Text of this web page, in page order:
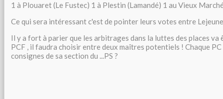
1 à Plouaret (Le Fustec) 1 à Plestin (Lamandé) 1 au Vieux
Ce qui sera intéressant c'est de pointer leurs votes entre
Il y a fort à parier que les arbitrages dans la luttes des places
PCF , il faudra choisir entre deux maîtres potentiels ! Chaque
consignes de sa section du ...PS ?